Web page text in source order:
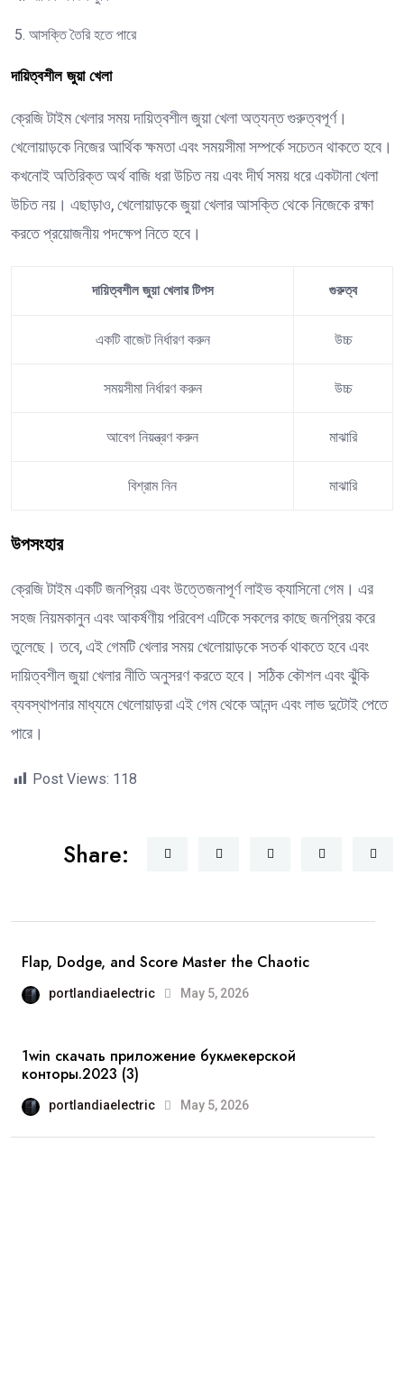
আসক্তি তৈরি হতে পারে
দায়িত্বশীল জুয়া খেলা
ক্রেজি টাইম খেলার সময় দায়িত্বশীল জুয়া খেলা অত্যন্ত গুরুত্বপূর্ণ।
খেলোয়াড়কে নিজের আর্থিক ক্ষমতা এবং সময়সীমা সম্পর্কে সচেতন থাকতে হবে।
কখনোই অতিরিক্ত অর্থ বাজি ধরা উচিত নয় এবং দীর্ঘ সময় ধরে একটানা খেলা
উচিত নয়। এছাড়াও, খেলোয়াড়কে জুয়া খেলার আসক্তি থেকে নিজেকে রক্ষা
করতে প্রয়োজনীয় পদক্ষেপ নিতে হবে।
দায়িত্বশীল জুয়া খেলার টিপস গুরুত্ব
একটি বাজেট নির্ধারণ করুন উচ্চ
সময়সীমা নির্ধারণ করুন উচ্চ
আবেগ নিয়ন্ত্রণ করুন মাঝারি
বিশ্রাম নিন মাঝারি
উপসংহার
ক্রেজি টাইম একটি জনপ্রিয় এবং উত্তেজনাপূর্ণ লাইভ ক্যাসিনো গেম। এর
সহজ নিয়মকানুন এবং আকর্ষণীয় পরিবেশ এটিকে সকলের কাছে জনপ্রিয় করে
তুলেছে। তবে, এই গেমটি খেলার সময় খেলোয়াড়কে সতর্ক থাকতে হবে এবং
দায়িত্বশীল জুয়া খেলার নীতি অনুসরণ করতে হবে। সঠিক কৌশল এবং ঝুঁকি
ব্যবস্থাপনার মাধ্যমে খেলোয়াড়রা এই গেম থেকে আনন্দ এবং লাভ দুটোই পেতে
পারে।
Post Views: 118
Share:
Flap, Dodge, and Score Master the Chaotic
portlandiaelectric May 5, 2026
1win скачать приложение букмекерской
конторы.2023 (3)
portlandiaelectric May 5, 2026